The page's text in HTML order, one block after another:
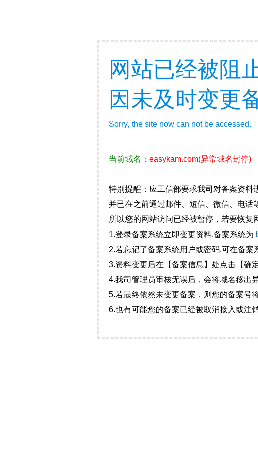
网站已经被阻
因未及时变更
Sorry, the site now can not be accessed.
当前域名： easykam.com(异常域名封停)
特别提醒：应工信部要求我司对备案资料
并已在之前通过邮件、短信、微信、电话
所以您的网站访问已经被暂停，若要恢复
1.登录备案系统立即变更资料,备案系统为
2.若忘记了备案系统用户或密码,可在备案
3.资料变更后在【备案信息】处点击【确
4.我司管理员审核无误后，会将域名移出
5.若最终依然未变更备案，则您的备案号
6.也有可能您的备案已经被取消接入或注